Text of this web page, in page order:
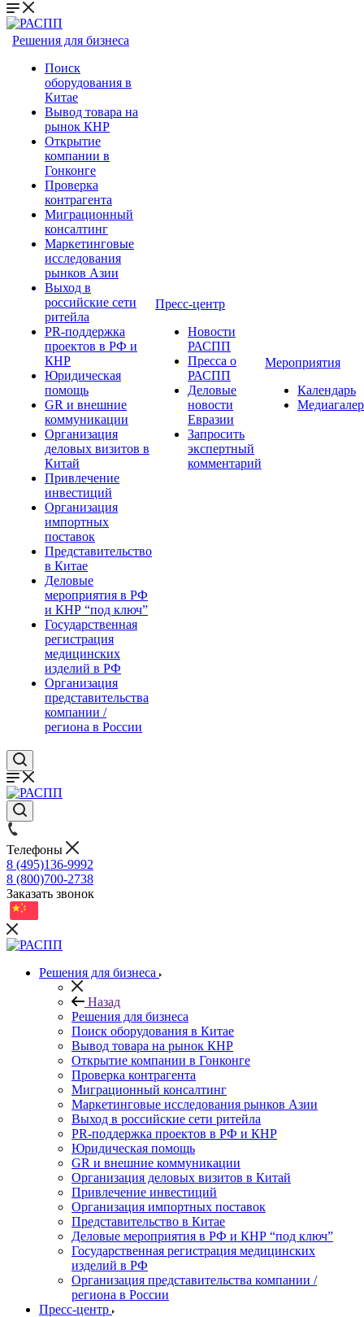
Решения для бизнеса
Поиск
оборудования в
Китае
Вывод товара на
рынок КНР
Открытие
компании в
Гонконге
Проверка
контрагента
Миграционный
консалтинг
Маркетинговые
исследования
рынков Азии
Выход в
российские сети
ритейла
PR-поддержка
проектов в РФ и
КНР
Юридическая
помощь
GR и внешние
коммуникации
Организация
деловых визитов в
Китай
Привлечение
инвестиций
Организация
импортных
поставок
Представительство
в Китае
Деловые
мероприятия в РФ
и КНР “под ключ”
Государственная
регистрация
медицинских
изделий в РФ
Организация
представительства
компании /
региона в России
Пресс-центр
Новости
РАСПП
Пресса о
РАСПП
Деловые
новости
Евразии
Запросить
экспертный
комментарий
Мероприятия
Календарь
Телефоны
8 (495)136-9992
8 (800)700-2738
Заказать звонок
Решения для бизнеса
Назад
Решения для бизнеса
Поиск оборудования в Китае
Вывод товара на рынок КНР
Открытие компании в Гонконге
Проверка контрагента
Миграционный консалтинг
Маркетинговые исследования рынков Азии
Выход в российские сети ритейла
PR-поддержка проектов в РФ и КНР
Юридическая помощь
GR и внешние коммуникации
Организация деловых визитов в Китай
Привлечение инвестиций
Организация импортных поставок
Представительство в Китае
Деловые мероприятия в РФ и КНР “под ключ”
Государственная регистрация медицинских
изделий в РФ
Организация представительства компании /
региона в России
Пресс-центр